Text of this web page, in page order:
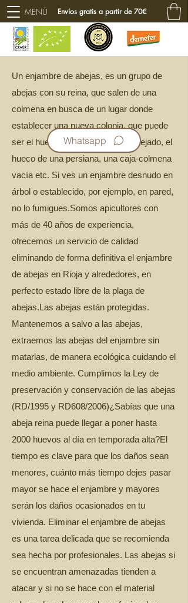
MENÚ Envíos gratis a partir de 70€
Whatsapp
Un enjambre de abejas, es un grupo de
abejas con su reina, que salen de una
colmena en busca de un lugar donde
establecer una nueva colonia, que puede
ser el hueco de un árbol, bajo un tejado, el
hueco de una persiana, una caja-colmena
vacía etc. Si ves un enjambre desnudo en
árbol o establecido, por ejemplo, en pared,
no lo fumigues.Somos apicultores con
más de 40 años de experiencia,
ofrecemos un servicio de calidad
eliminando de forma definitiva el enjambre
de abejas en Rioja y alrededores, en
perfecto estado libre de la plaga de
abejas.Las abejas están protegidas.​
Mantenemos a salvo a las abejas,
extraemos las abejas del enjambre sin
matarlas, de manera ecológica cuidando el
medio ambiente. Cumplimos la Ley de
preservación y conservación de las abejas
(RD/1995 y RD608/2006)​¿Sabías que una
abeja reina puede llegar a poner hasta
2000 huevos al día en temporada alta?El
tiempo es clave para que los daños sean
menores, cuánto más tiempo dejes pasar
mayor se hace el enjambre y mayores
serán los daños ocasionados en tu
vivienda. Eliminar el enjambre de abejas
es una tarea delicada que se recomienda
sea hecha por profesionales. Las abejas si
se encuentran amenazadas tienden a
atacar y si no se hace con el material